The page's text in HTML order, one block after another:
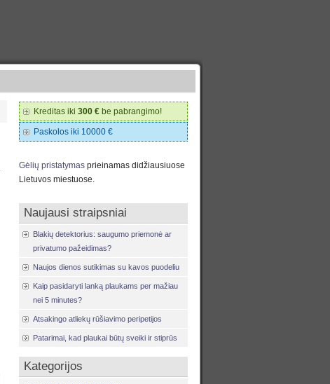
Kreditas iki 300 € be pabrangimo!
Paskolos iki 10000 €
Gėlių pristatymas prieinamas didžiausiuose
Lietuvos miestuose.
Naujausi straipsniai
Blakių detektorius: saugumo priemonė ar
privatumo pažeidimas?
Naujos dienos sutikimas su kavos puodeliu
Kaip pasidaryti lanką plaukams per mažiau
nei 5 minutes?
Atsakingo atliekų rūšiavimo peripetijos
Patarimai, kad plaukai būtų sveiki ir stiprūs
Kategorijos